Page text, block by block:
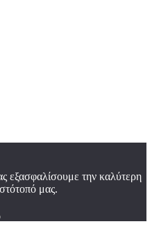
εξασφαλίσουμε την καλύτερη
μας.